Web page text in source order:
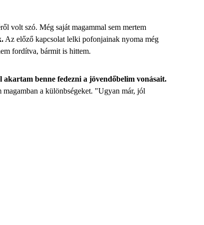
volt szó. Még saját magammal sem mertem
Az előző kapcsolat lelki pofonjainak nyoma még
fordítva, bármit is hittem.
benne fedezni a jövendőbelim vonásait.
a különbségeket. "Ugyan már, jól